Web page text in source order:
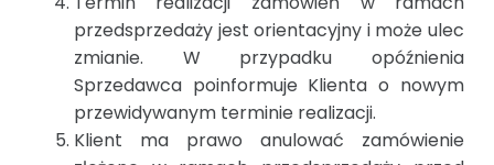
przedsprzedaży jest orientacyjny i może ulec
zmianie. W przypadku opóźnienia
Sprzedawca poinformuje Klienta o nowym
przewidywanym terminie realizacji.
Klient ma prawo anulować zamówienie